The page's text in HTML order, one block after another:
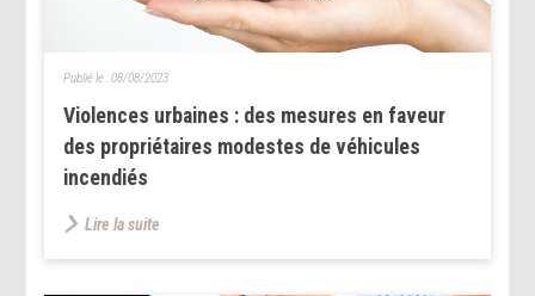
Violences urbaines : des mesures en faveur
des propriétaires modestes de véhicules
incendiés
Publié le :08/08/2023
Lire la suite